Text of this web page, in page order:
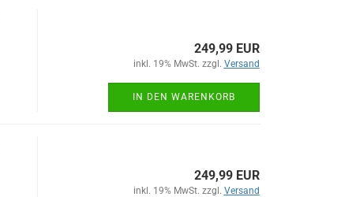
249,99 EUR
inkl. 19% MwSt. zzgl. Versand
IN DEN WARENKORB
249,99 EUR
inkl. 19% MwSt. zzgl. Versand